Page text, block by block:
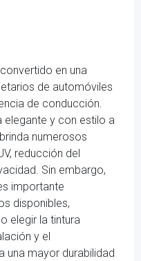
en una
de automóviles
de conducción.
elegante y con estilo a
numerosos
reducción del
Sin embargo,
importante
disponibles,
elegir la tintura
y el
una mayor durabilidad